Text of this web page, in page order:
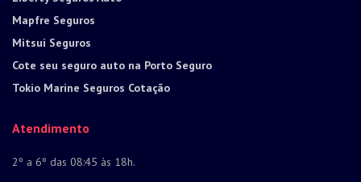
Mapfre Seguros
Mitsui Seguros
Cote seu seguro auto na Porto Seguro
Tokio Marine Seguros Cotação
Atendimento
2º a 6º das 08:45 às 18h.